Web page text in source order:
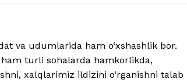
va udumlarida ham o‘xshashlik bor.
turli sohalarda hamkorlikda,
xalqlarimiz ildizini o‘rganishni talab